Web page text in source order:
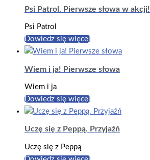
Psi Patrol. Pierwsze słowa w akcji!
Psi Patrol
Dowiedz się więcej
Wiem i ja! Pierwsze słowa
Wiem i ja
Dowiedz się więcej
Uczę się z Peppą. Przyjaźń
Uczę się z Peppą